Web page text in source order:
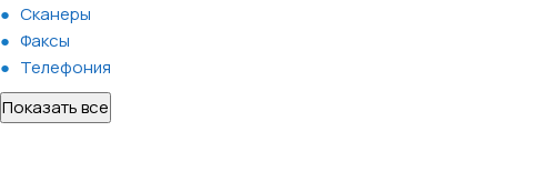
Сканеры
Факсы
Телефония
Показать все